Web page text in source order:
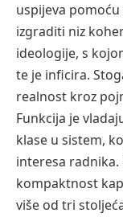
uspijeva
izgraditi niz
ideologije, s
te je inficira.
realnost kroz
Funkcija je
klase u sistem,
interesa
kompaktnost
više od tri